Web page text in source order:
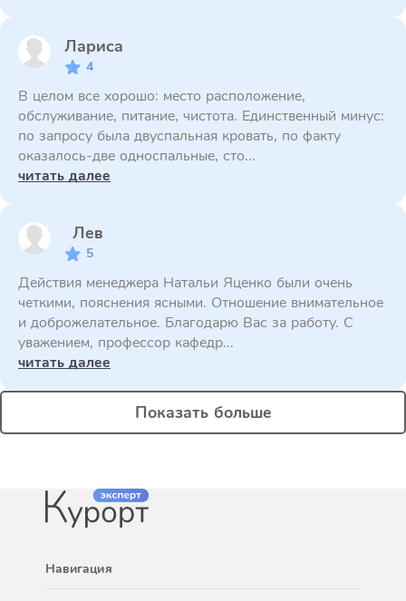
Лариса
4
В целом все хорошо: место расположение,
обслуживание, питание, чистота. Единственный минус:
по запросу была двуспальная кровать, по факту
оказалось-две односпальные, сто...
читать далее
Лев
5
Действия менеджера Натальи Яценко были очень
четкими, пояснения ясными. Отношение внимательное
и доброжелательное. Благодарю Вас за работу. С
уважением, профессор кафедр...
читать далее
Показать больше
Навигация